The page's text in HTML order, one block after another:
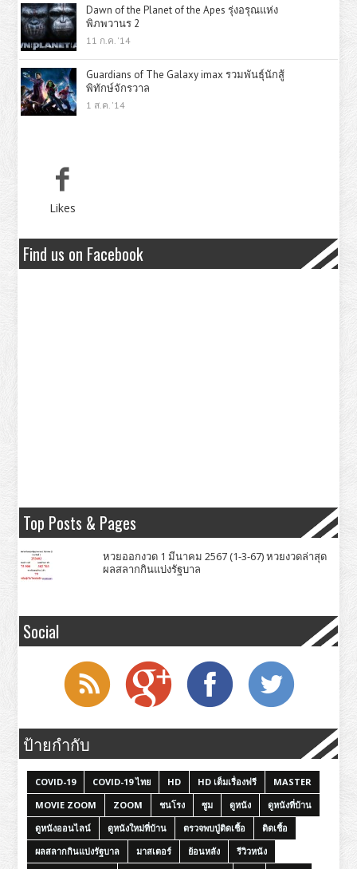
Dawn of the Planet of the Apes รุ่งอรุณแห่ง
พิภพวานร 2
11 ก.ค. '14
Guardians of The Galaxy imax รวมพันธุ์นักสู้
พิทักษ์จักรวาล
1 ส.ค. '14
Likes
Find us on Facebook
Top Posts & Pages
หวยออกงวด 1 มีนาคม 2567 (1-3-67) หวยงวดล่าสุด
ผลสลากกินแบ่งรัฐบาล
Social
ป้ายกำกับ
COVID-19 COVID-19 ไทย HD HD เต็มเรื่องฟรี
MASTER
MOVIE ZOOM
ZOOM ชนโรง ซูม ดูหนัง
ดูหนังที่บ้าน
ดูหนังออนไลน์
ดูหนังใหม่ที่บ้าน ตรวจพบปู่ติดเชื้อ
ติดเชื้อ
ผลสลากกินแบ่งรัฐบาล
มาสเตอร์ ย้อนหลัง
รีวิวหนัง